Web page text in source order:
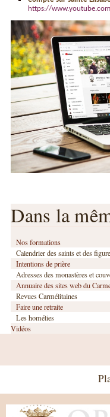
https://
Dans la
Nos formations
Calendrier des saints et des
Intentions de prière
Adresses des monastères et
Annuaire des sites web du
Revues Carmélitaines
Faire une retraite
Les homélies
Vidéos